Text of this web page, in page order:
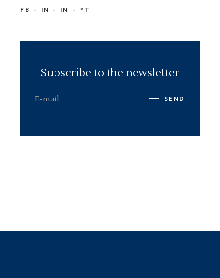
FB IN IN YT
Subscribe to the newsletter
SEND